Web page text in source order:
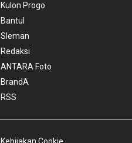
Kulon Progo
Bantul
Sleman
Redaksi
ANTARA Foto
BrandA
RSS